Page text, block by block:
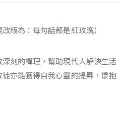
版為：每句話都是紅玫瑰）
刻的禪理，幫助現代人解決生活
亦能獲得自我心靈的提昇，懷抱